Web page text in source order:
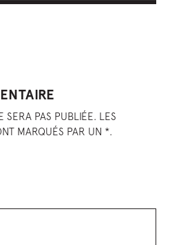
SERA PAS PUBLIÉE. LES
MARQUÉS PAR UN *.